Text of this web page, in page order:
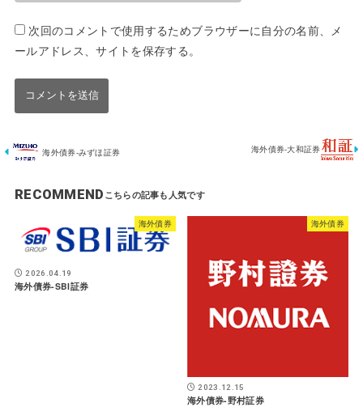
次回のコメントで使用するためブラウザーに自分の名前、メ
ールアドレス、サイトを保存する。
海外債券-みずほ証券 海外債券-大和証券
RECOMMEND
海外債券
2026.04.19
海外債券-SBI証券
海外債券
2023.12.15
海外債券-野村証券